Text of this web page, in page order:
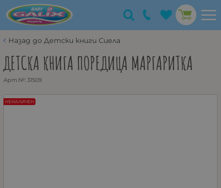
Назад до Детски книги Сиела
ДЕТСКА КНИГА ПОРЕДИЦА МАРГАРИТКА
Арт.№: 31509
НЕНАЛИЧЕН